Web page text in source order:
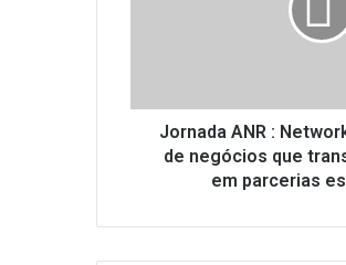
contatos
parcerias
estratégicas
Jornada ANR :
de negócios que
em parcerias